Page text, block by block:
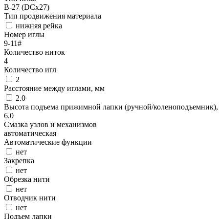
B-27 (DCx27)
Тип продвижения материала
нижняя рейка
Номер иглы
9-11#
Количество ниток
4
Количество игл
2
Расстояние между иглами, мм
2.0
Высота подъема прижимной лапки (ручной/
6.0
Смазка узлов и механизмов
автоматическая
Автоматические функции
нет
Закрепка
нет
Обрезка нити
нет
Отводчик нити
нет
Подъем лапки